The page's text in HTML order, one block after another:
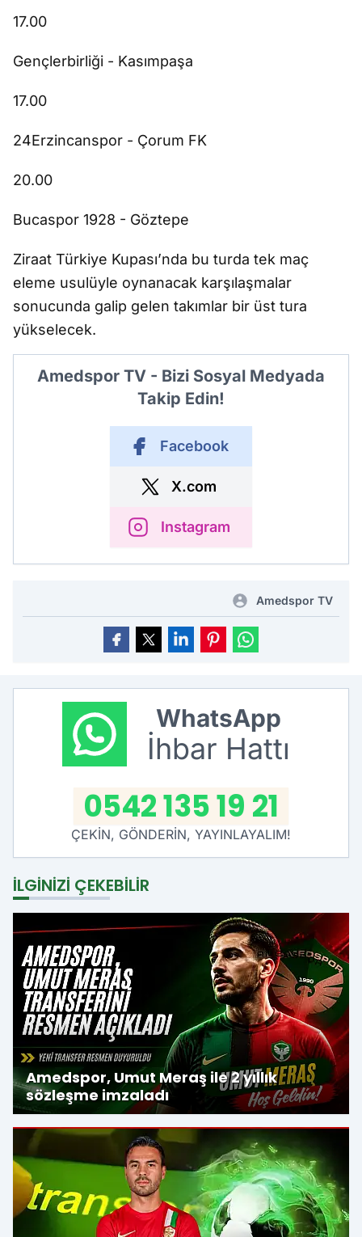
17.00
Gençlerbirliği - Kasımpaşa
17.00
24Erzincanspor - Çorum FK
20.00
Bucaspor 1928 - Göztepe
Ziraat Türkiye Kupası’nda bu turda tek maç
eleme usulüyle oynanacak karşılaşmalar
sonucunda galip gelen takımlar bir üst tura
yükselecek.
Amedspor TV - Bizi Sosyal Medyada
Takip Edin!
Facebook
X.com
Instagram
Amedspor TV
WhatsApp
İhbar Hattı
0542 135 19 21
ÇEKİN, GÖNDERİN, YAYINLAYALIM!
İLGINIZI ÇEKEBILIR
Amedspor, Umut Meraş ile 2 yıllık
sözleşme imzaladı